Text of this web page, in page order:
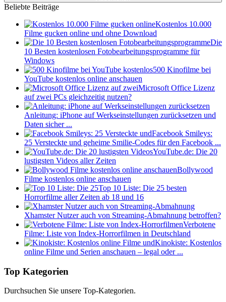
Beliebte Beiträge
Kostenlos 10.000
Filme gucken online und ohne Download
Die
10 Besten kostenlosen Fotobearbeitungsprogramme für
Windows
500 Kinofilme bei
YouTube kostenlos online anschauen
Microsoft Office Lizenz
auf zwei PCs gleichzeitig nutzen?
Anleitung: iPhone auf Werkseinstellungen zurücksetzen und
Daten sicher ...
Facebook Smileys:
25 Versteckte und geheime Smilie-Codes für den Facebook ...
YouTube.de: Die 20
lustigsten Videos aller Zeiten
Bollywood
Filme kostenlos online anschauen
Top 10 Liste: Die 25 besten
Horrorfilme aller Zeiten ab 18 und 16
Xhamster Nutzer auch von Streaming-Abmahnung betroffen?
Verbotene
Filme: Liste von Index-Horrorfilmen in Deutschland
Kinokiste: Kostenlos
online Filme und Serien anschauen – legal oder ...
Top Kategorien
Durchsuchen Sie unsere Top-Kategorien.